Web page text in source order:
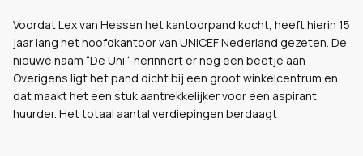
Voordat Lex van Hessen het kantoorpand kocht, heeft hierin 15
jaar lang het hoofdkantoor van UNICEF Nederland gezeten. De
nieuwe naam “De Uni “ herinnert er nog een beetje aan
Overigens ligt het pand dicht bij een groot winkelcentrum en
dat maakt het een stuk aantrekkelijker voor een aspirant
huurder. Het totaal aantal verdiepingen berdaagt